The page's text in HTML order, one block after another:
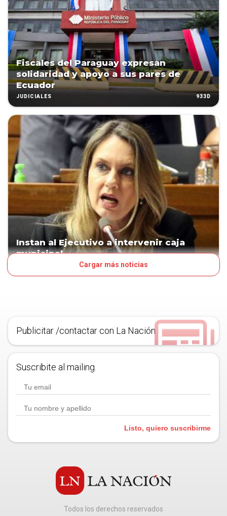
Fiscales del Paraguay expresan
solidaridad y apoyo a sus pares de
Ecuador
JUDICIALES 933D
Instan al Ejecutivo a intervenir caja
municipal
Cargar más noticias
Publicitar /contactar con La Nación
Suscribite al mailing.
Listo, quiero suscribirme
Todos los derechos reservados